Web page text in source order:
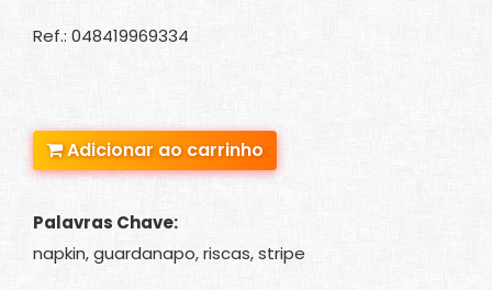
Ref.: 048419969334
Adicionar ao carrinho
Palavras Chave:
napkin, guardanapo, riscas, stripe